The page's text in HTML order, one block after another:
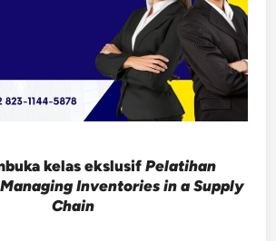
kelas ekslusif Pelatihan
Inventories in a Supply
Chain